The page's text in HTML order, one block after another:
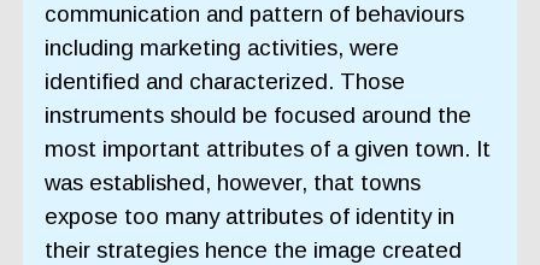
communication and pattern of behaviours
including marketing activities, were
identified and characterized. Those
instruments should be focused around the
most important attributes of a given town. It
was established, however, that towns
expose too many attributes of identity in
their strategies hence the image created